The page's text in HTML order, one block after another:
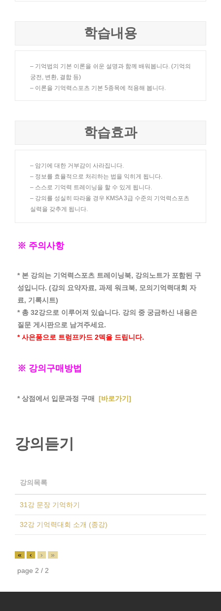
학습내용
– 기억법의 기본 이론을 쉬운 설명과 함께 배워봅니다. (기억의
궁전, 변환, 결합 등)
– 이론을 기억력스포츠 기본 5종목에 적용해 봅니다.
학습효과
– 암기에 대한 거부감이 사라집니다.
– 정보를 효율적으로 처리하는 법을 익히게 됩니다.
– 스스로 기억력 트레이닝을 할 수 있게 됩니다.
– 강의를 성실히 따라올 경우 KMSA 3급 수준의 기억력스포츠
실력을 갖추게 됩니다.
※ 주의사항
* 본 강의는 기억력스포츠 트레이닝북, 강의노트가 포함된 구
성입니다. (강의 요약자료, 과제 워크북, 모의기억력대회 자
료, 기록시트)
* 총 32강으로 이루어져 있습니다. 강의 중 궁금하신 내용은
질문 게시판으로 남겨주세요.
* 사은품으로 트럼프카드 2덱을 드립니다.
※ 강의구매방법
* 상점에서 입문과정 구매 [바로가기]
강의듣기
강의목록
31강 문장 기억하기
32강 기억력대회 소개 (종강)
« ‹ › »
page 2 / 2